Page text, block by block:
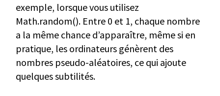
exemple, lorsque vous utilisez
Math.random(). Entre 0 et 1, chaque nombre
a la même chance d’apparaître, même si en
pratique, les ordinateurs génèrent des
nombres pseudo-aléatoires, ce qui ajoute
quelques subtilités.